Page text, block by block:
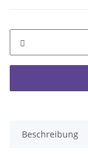
Beschreibung